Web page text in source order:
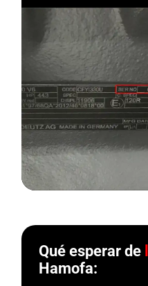
Qué esperar de
Hamofa: